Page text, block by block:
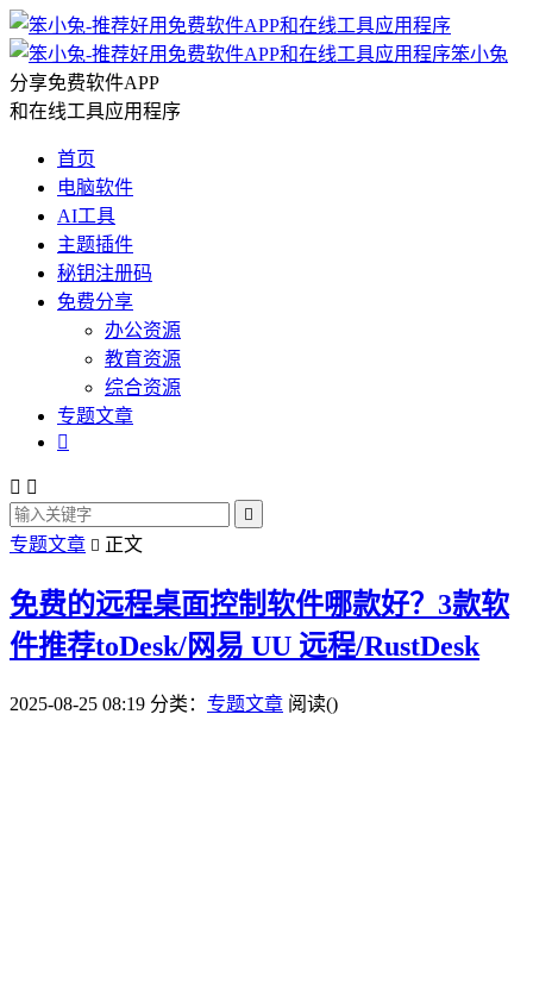
笨小兔
分享免费软件APP
和在线工具应用程序
首页
电脑软件
AI工具
主题插件
秘钥注册码
免费分享
办公资源
教育资源
综合资源
专题文章

 

专题文章  正文
免费的远程桌面控制软件哪款好？3款软
件推荐toDesk/网易 UU 远程/RustDesk
2025-08-25 08:19 分类： 专题文章 阅读()